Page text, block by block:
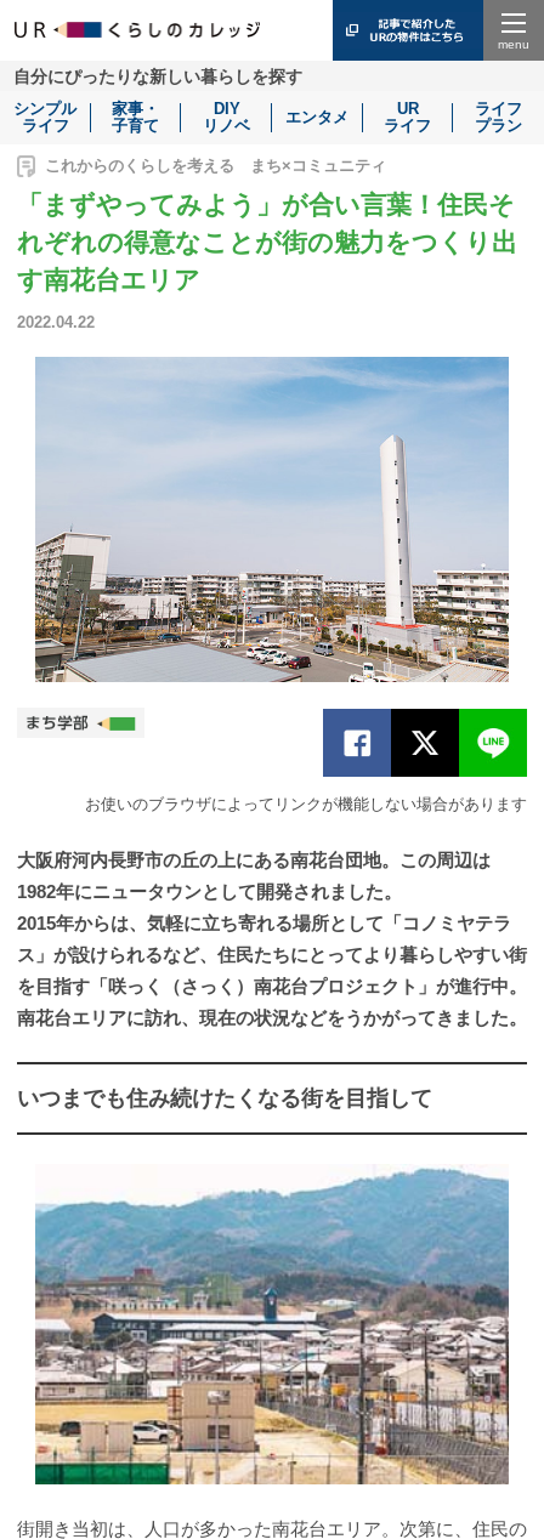
自分にぴったりな新しい暮らしを探す
シンプル
ライフ
家事・
子育て
DIY
リノベ
エンタメ
UR
ライフ
ライフ
プラン
これからのくらしを考える まち×コミュニティ
「まずやってみよう」が合い言葉！住民そ
れぞれの得意なことが街の魅力をつくり出
す南花台エリア
2022.04.22
お使いのブラウザによってリンクが機能しない場合があります
大阪府河内長野市の丘の上にある南花台団地。この周辺は
1982年にニュータウンとして開発されました。
2015年からは、気軽に立ち寄れる場所として「コノミヤテラ
ス」が設けられるなど、住民たちにとってより暮らしやすい街
を目指す「咲っく（さっく）南花台プロジェクト」が進行中。
南花台エリアに訪れ、現在の状況などをうかがってきました。
いつまでも住み続けたくなる街を目指して
街開き当初は、人口が多かった南花台エリア。次第に、住民の